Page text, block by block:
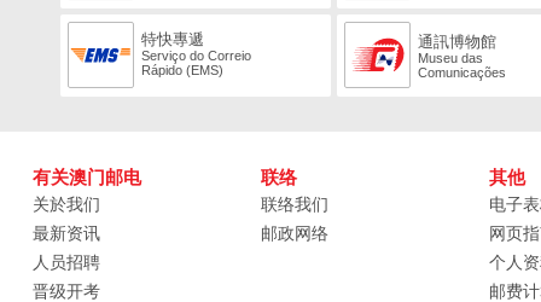
特快專遞
Serviço do Correio
Rápido (EMS)
通訊博物館
Museu das
Comunicações
有关澳门邮电
关於我们
最新资讯
人员招聘
晋级开考
联络
联络我们
邮政网络
其他
电子
网页
个人
邮费